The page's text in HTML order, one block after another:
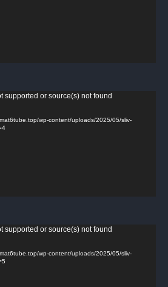
supported or source(s) not found
wp-content/uploads/2025/05/sliv-
supported or source(s) not found
wp-content/uploads/2025/05/sliv-